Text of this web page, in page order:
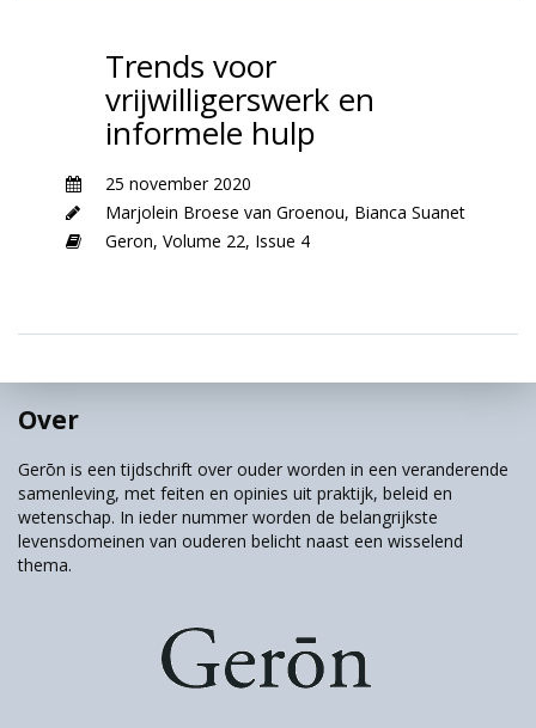
Trends voor
vrijwilligerswerk en
informele hulp
25 november 2020
Marjolein Broese van Groenou, Bianca Suanet
Geron, Volume 22, Issue 4
Over
Gerōn is een tijdschrift over ouder worden in een veranderende
samenleving, met feiten en opinies uit praktijk, beleid en
wetenschap. In ieder nummer worden de belangrijkste
levensdomeinen van ouderen belicht naast een wisselend
thema.